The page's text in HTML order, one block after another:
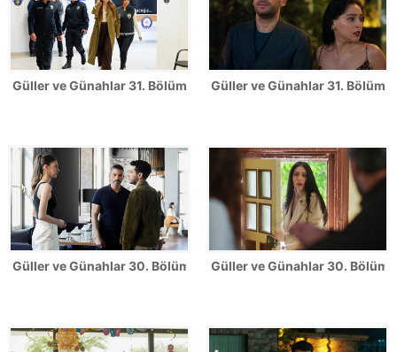
Güller ve Günahlar 31. Bölüm FotoğraflarıGüller ve Günahlar 31.
Güller ve Günahlar 30. Bölüm FotoğraflarıGüller ve Günahlar 30.